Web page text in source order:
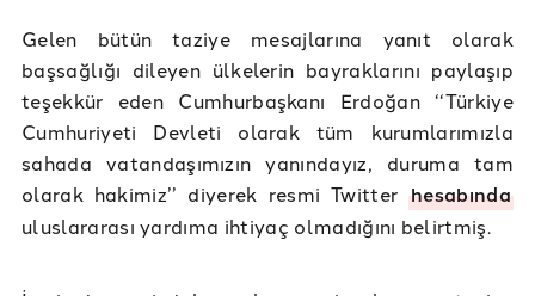
Gelen bütün taziye mesajlarına yanıt olarak
başsağlığı dileyen ülkelerin bayraklarını paylaşıp
teşekkür eden Cumhurbaşkanı Erdoğan ‘‘Türkiye
Cumhuriyeti Devleti olarak tüm kurumlarımızla
sahada vatandaşımızın yanındayız, duruma tam
olarak hakimiz’’ diyerek resmi Twitterhesabında
uluslararası yardıma ihtiyaç olmadığını belirtmiş.